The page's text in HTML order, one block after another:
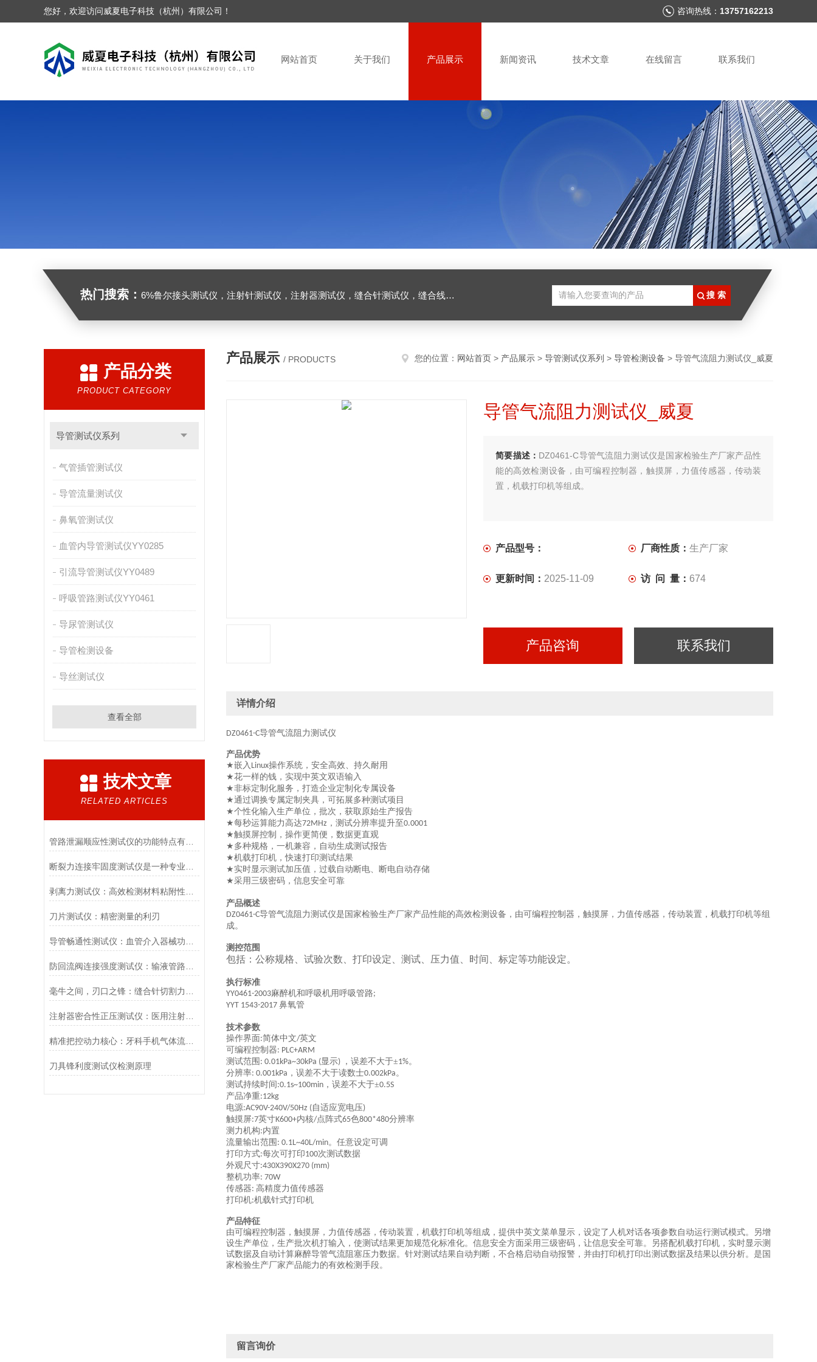
您好，欢迎访问威夏电子科技（杭州）有限公司！ 咨询热线： 13757162213
网站首页 关于我们 产品展示 新闻资讯 技术文章 在线留言 联系我们
热门搜索： 6%鲁尔接头测试仪，注射针测试仪，注射器测试仪，缝合针测试仪，缝合线测试仪，导管测试仪，输液器测试仪，刀片测试仪，预灌封注射器测试仪，口腔器械测试仪
产品分类
PRODUCT CATEGORY
导管测试仪系列
气管插管测试仪
导管流量测试仪
鼻氧管测试仪
血管内导管测试仪YY0285
引流导管测试仪YY0489
呼吸管路测试仪YY0461
导尿管测试仪
导管检测设备
导丝测试仪
查看全部
技术文章
RELATED ARTICLES
管路泄漏顺应性测试仪的功能特点有哪些?
刀片测试仪：精密测量的利刃
注射器密合性正压测试仪：医用注射器密封性能合规检测核心设备
精准把控动力核心：牙科手机气体流量测试仪的行业质控价值
刀具锋利度测试仪检测原理
产品展示 / PRODUCTS 您的位置： 网站首页 > 产品展示 > 导管测试仪系列 > 导管检测设备 > 导管气流阻力测试仪_威夏
导管气流阻力测试仪_威夏
简要描述： DZ0461-C导管气流阻力测试仪是国家检验生产厂家产品性
能的高效检测设备，由可编程控制器，触摸屏，力值传感器，传动装
置，机载打印机等组成。
产品型号： 厂商性质： 生产厂家
更新时间： 2025-11-09 访 问 量： 674
产品咨询 联系我们
详情介绍
DZ0461-C导管气流阻力测试仪
产品优势
★嵌入 Linux操作系统，安全高效、持久耐用
★花一样的钱，实现中英文双语输入
★非标定制化服务，打造企业定制化专属设备
★通过调换专属定制夹具，可拓展多种测试项目
★个性化输入生产单位，批次，获取原始生产报告
★每秒运算能力高达72MHz ，测试分辨率提升至0.0001
★触摸屏控制，操作更简便，数据更直观
★ 多种规格，一机兼容，自动生成测试报告
★机载打印机，快速打印测试结果
★ 实时显示测试加压值，过载自动断电、断电自动存储
★采用三级密码，信息安全可靠
产品概述
DZ0461-C导管气流阻力测试仪是国家检验生产厂家产品性能的高效检测设备，由可编程控制器，触摸屏，力值传感器，传动装置，机载打印机等组
成。
测控范围
包括：公称规格、试验次数、打印设定、测试、压力值、时间、标定等功能设定。
执行标准
YY0461-2003麻醉机和呼吸机用呼吸管路;
YYT 1543-2017 鼻氧管
技术参数
操作界面:简体中文/英文
可编程控制器: PLC+ARM
测试范围 : 0.01kPa~30kPa (显示) ，误差不大于±1%。
分辨率: 0.001kPa ，误差不大于读数士0.002kPa。
测试持续时间 :0.1s~100min ，误差不大于±0.5S
产品净重:12kg
电源:AC90V-240V/50Hz (自适应宽电压)
触摸屏:7英寸K600+内核/点阵式65色800*480分辨率
测力机构:内置
流量输出范围 : 0.1L~40L/min。任意设定可调
打印方式:每次可打印100次测试数据
外观尺寸:430X390X270 (mm)
整机功率: 70W
传感器: 高精度力值传感器
打印机:机载针式打印机
产品特征
由可编程控制器，触摸屏，力值传感器，传动装置，机载打印机等组成，提供中英文菜单显示，设定了人机对话各项参数自动运行测试模式。另增
设生产单位，生产批次机打输入，使测试结果更加规范化标准化。信息安全方面采用三级密码，让信息安全可靠。
另搭配机载打印机，实时显示测
试数据及自动计算麻醉导管气流阻塞压力数据。 针对测试结果自动判断，不合格启动自动报警，并由打印机打印出测试数据及结果以供分析。是国
家检验生产厂家产品能力的有效检测手段。
留言询价